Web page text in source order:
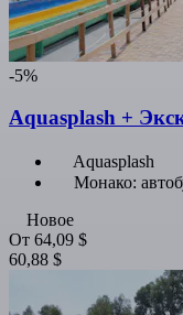
-5%
Aquasplash +
Aquasplash
Монако:
Новое
От 64,09 $
60,88 $